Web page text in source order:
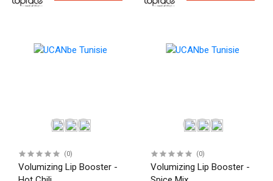
(0)
Volumizing Lip Booster -
(0)
Volumizing Lip Booster -